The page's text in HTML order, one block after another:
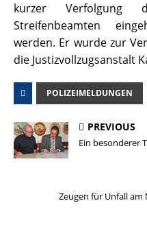
kurzer Verfolgung
Streifenbeamten
werden. Er wurde zur
die Justizvollzugsanstalt
POLIZEIMELDUNGEN
PREVIOUS
Ein besonderer
Zeugen für Unfall